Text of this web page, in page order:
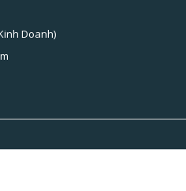
Kinh Doanh)